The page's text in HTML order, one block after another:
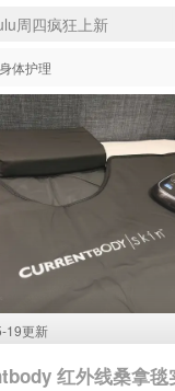
夏促开抢！
周四疯狂上新
！&OtherStories大促
相75折 随时失效
独家85折
！Camper额外叠85折
奥莱闪促！每日更新
反季囤！5折起+叠9折
仅€192
身体护理
19更新
红外线桑拿毯